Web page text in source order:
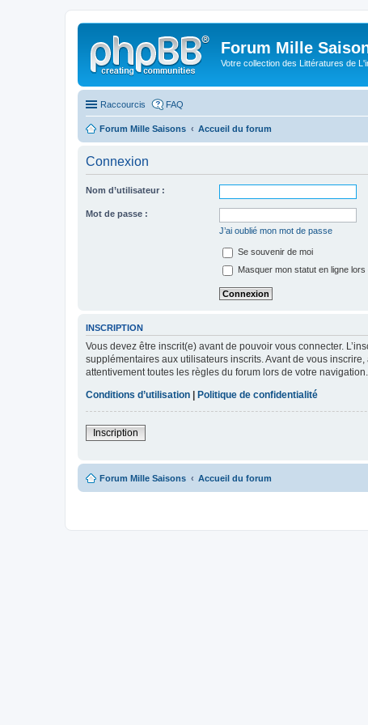
Forum Mille
Votre collection des Littératures de
Raccourcis FAQ
Forum Mille Saisons Accueil du forum
Connexion
Nom d’utilisateur :
Mot de passe :
J’ai oublié mon mot de passe
Se souvenir de moi
Masquer mon statut en ligne
INSCRIPTION
Vous devez être inscrit(e) avant de pouvoir vous connecter.
supplémentaires aux utilisateurs inscrits. Avant de vous
attentivement toutes les règles du forum lors de votre navigation.
Conditions d’utilisation
Politique de confidentialité
Inscription
Forum Mille Saisons Accueil du forum